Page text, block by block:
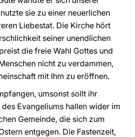
sie zu einer neuerlichen
Liebestat. Die Kirche hört
seiner unendlichen
die freie Wahl Gottes und
nicht zu verdammen,
mit Ihm zu eröffnen.
umsonst sollt ihr
Evangeliums hallen wider im
Gemeinde, die sich zum
entgegen. Die Fastenzeit,